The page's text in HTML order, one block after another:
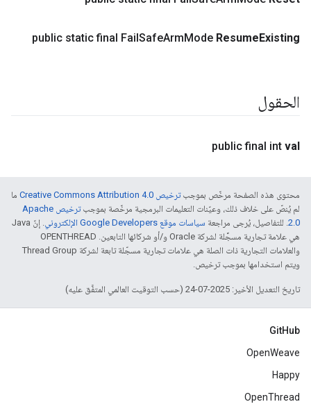
public static final FailSafeArmMode ResumeExisting
الحقول
public final int val
محتوى هذه الصفحة مرخّص بموجبترخيص Creative Commons Attribution 4.0‏
ما
لم يُنصّ على خلاف ذلك، وعيّنات التعليمات البرمجية مرخّصة بموجب
ترخيص Apache
2.0‏. للتفاصيل، يُرجى مراجعة سياسات موقع Google Developers الإلكتروني
. إنّ Java
هي علامة تجارية مسجَّلة لشركة Oracle و/أو شركائها التابعين. ‫OPENTHREAD
والعلامات التجارية ذات الصلة هي علامات تجارية مسجّلة تابعة لشركة Thread Group
ويتم استخدامها بموجب ترخيص.
تاريخ التعديل الأخير: 2025-07-24 (حسب التوقيت العالمي المتفَّق عليه)
GitHub
OpenWeave
Happy
OpenThread